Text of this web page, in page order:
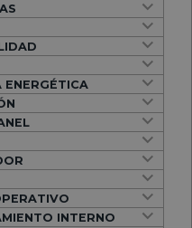
ENERGÉTICA
INTERNO